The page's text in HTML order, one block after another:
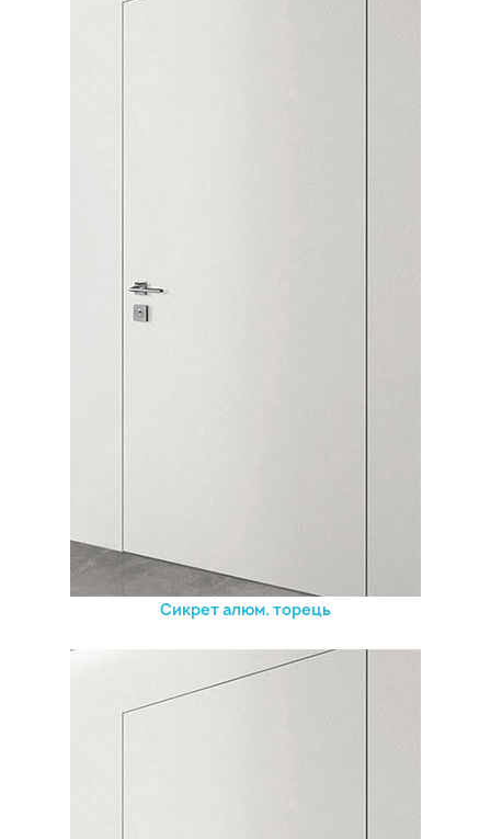
Сикрет алюм. торець